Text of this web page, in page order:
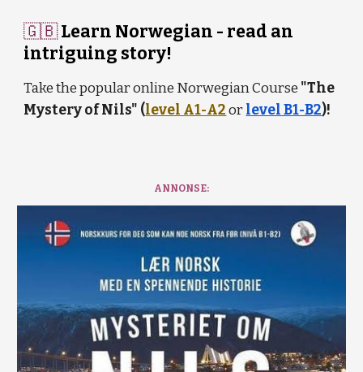
🇬🇧Learn Norwegian - read an
intriguing story!
Take the popular online Norwegian Course "The
Mystery of Nils" (level A1-A2 orlevel B1-B2)!
ANNONSE: